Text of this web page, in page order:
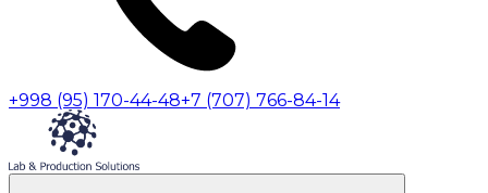
+998 (95) 170-44-48+7 (707) 766-84-14